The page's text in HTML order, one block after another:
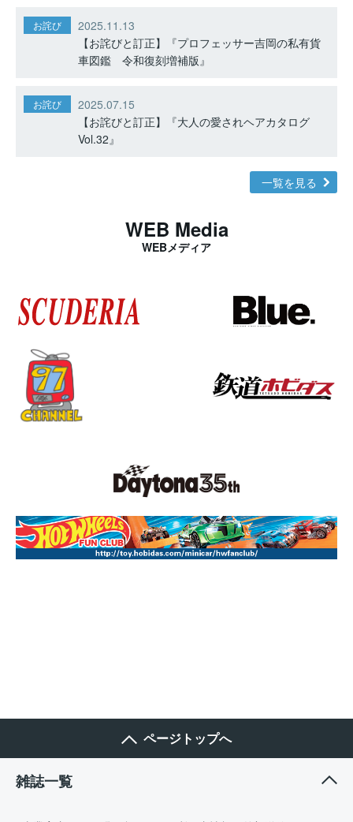
お詫び
2025.11.13
【お詫びと訂正】『プロフェッサー吉岡の私有貨
車図鑑 令和復刻増補版』
お詫び
2025.07.15
【お詫びと訂正】『大人の愛されヘアカタログ
Vol.32』
一覧を見る
WEB Media
WEBメディア
ページトップへ
雑誌一覧